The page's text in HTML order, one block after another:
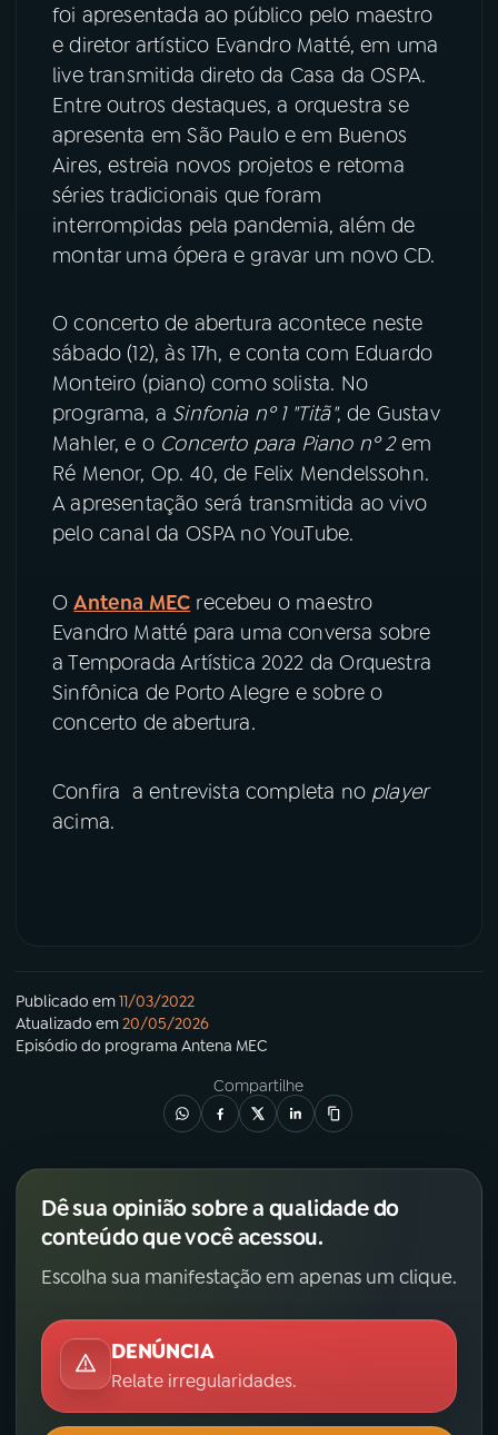
ACOMPANHE A RÁDIO MEC
Instagram X
TikTok
foi apresentada ao público pelo maestro
e diretor artístico Evandro Matté, em uma
live transmitida direto da Casa da OSPA.
Entre outros destaques, a orquestra se
apresenta em São Paulo e em Buenos
Aires, estreia novos projetos e retoma
séries tradicionais que foram
interrompidas pela pandemia, além de
montar uma ópera e gravar um novo CD.
O concerto de abertura acontece neste
sábado (12), às 17h, e conta com Eduardo
Monteiro (piano) como solista. No
programa, a Sinfonia nº 1 "Titã", de Gustav
Mahler, e o Concerto para Piano nº 2em
Ré Menor, Op. 40, de Felix Mendelssohn.
A apresentação será transmitida ao vivo
pelo canal da OSPA no YouTube.
OAntena MEC recebeu o maestro
Evandro Matté para uma conversa sobre
a Temporada Artística 2022 da Orquestra
Sinfônica de Porto Alegre e sobre o
concerto de abertura.
Confira a entrevista completa no player
acima.
Publicado em11/03/2022
Atualizado em20/05/2026
Episódio do programa Antena MEC
Compartilhe
Dê sua opinião sobre a qualidade do
conteúdo que você acessou.
Escolha sua manifestação em apenas um clique.
DENÚNCIA
Relate irregularidades.